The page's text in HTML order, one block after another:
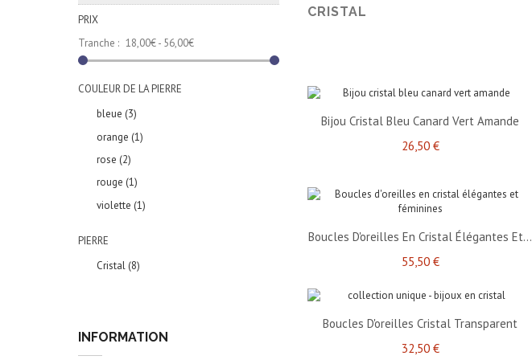
PRIX
Tranche : 18,00€ - 56,00€
COULEUR DE LA PIERRE
bleue (3)
orange (1)
rose (2)
rouge (1)
violette (1)
PIERRE
Cristal (8)
INFORMATION
CRISTAL
Bijou Cristal Bleu Canard Vert Amande
26,50 €
Boucles D'oreilles En Cristal Élégantes Et...
55,50 €
Boucles D'oreilles Cristal Transparent
32,50 €